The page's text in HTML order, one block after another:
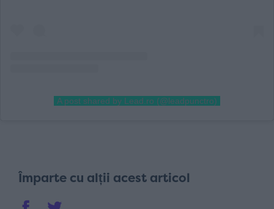
A post shared by Lead.ro (@leadpunctro)
Împarte cu alții acest articol